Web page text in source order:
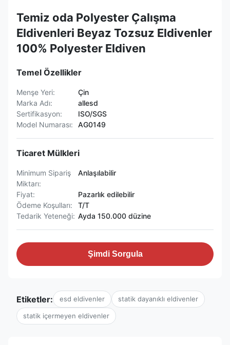
Temiz oda Polyester Çalışma
Eldivenleri Beyaz Tozsuz Eldivenler
100% Polyester Eldiven
Temel Özellikler
Menşe Yeri:
Çin
Marka Adı:
allesd
Sertifikasyon:
ISO/SGS
Model Numarası:
AG0149
Ticaret Mülkleri
Minimum Sipariş
Miktarı:
Anlaşılabilir
Fiyat:
Pazarlık edilebilir
Ödeme Koşulları:
T/T
Tedarik Yeteneği: Ayda 150.000 düzine
Şimdi Sorgula
Etiketler: esd eldivenler statik dayanıklı eldivenler
statik içermeyen eldivenler